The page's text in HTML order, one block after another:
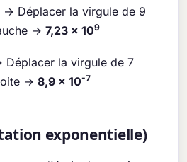
→ Déplacer la virgule de 9
→7,23 × 109
Déplacer la virgule de 7
→8,9 × 10-7
exponentielle)